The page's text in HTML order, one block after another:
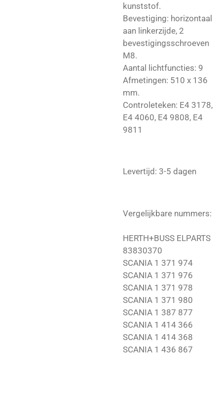
kunststof.
Bevestiging: horizontaal
aan linkerzijde, 2
bevestigingsschroeven
M8.
Aantal lichtfuncties: 9
Afmetingen: 510 x 136
mm.
Controleteken: E4 3178,
E4 4060, E4 9808, E4
9811
Levertijd: 3-5 dagen
Vergelijkbare nummers:
HERTH+BUSS ELPARTS
83830370
SCANIA 1 371 974
SCANIA 1 371 976
SCANIA 1 371 978
SCANIA 1 371 980
SCANIA 1 387 877
SCANIA 1 414 366
SCANIA 1 414 368
SCANIA 1 436 867